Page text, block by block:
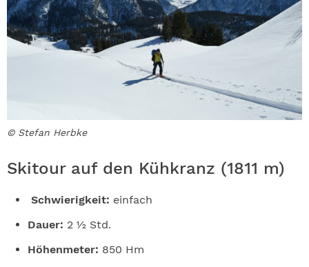
© Stefan Herbke
Skitour auf den Kühkranz (1811 m)
Schwierigkeit: einfach
Dauer: 2 ½ Std.
Höhenmeter: 850 Hm